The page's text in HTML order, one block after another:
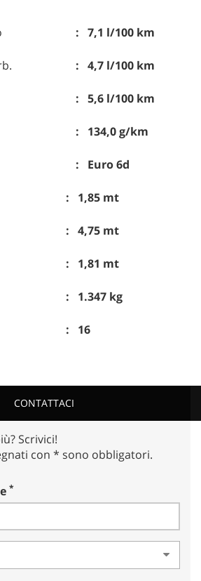
7,1 l/100 km
4,7 l/100 km
5,6 l/100 km
134,0 g/km
Euro 6d
1,85 mt
4,75 mt
1,81 mt
1.347 kg
16
CONTATTACI
Scrivici!
con * sono obbligatori.
*